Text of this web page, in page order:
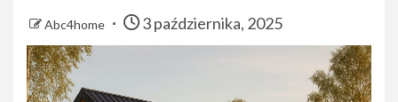
Abc4home 3 października, 2025